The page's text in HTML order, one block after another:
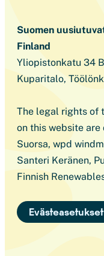
Suomen
Finland
Yliopistonkatu 34
Kuparitalo,
The legal rights of
on this website
Suorsa, wpd
Santeri Keränen,
Finnish
Evästeasetukset